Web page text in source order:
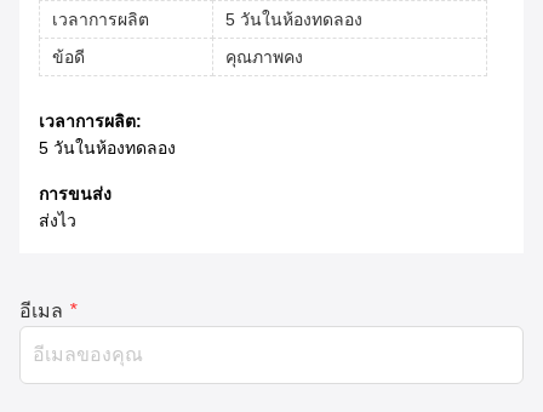
เวลาการผลิต
5 วันในห้องทดลอง
ข้อดี
คุณภาพคง
เวลาการผลิต:
5 วันในห้องทดลอง
การขนส่ง
ส่งไว
อีเมล *